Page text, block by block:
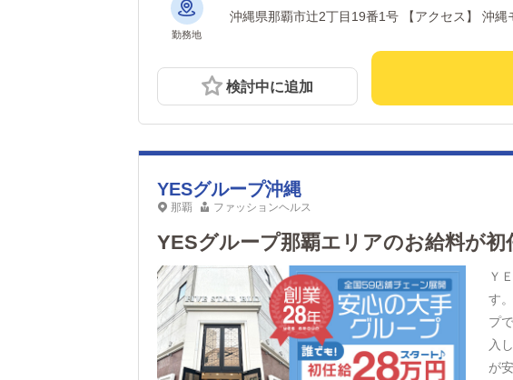
な
を
く
た
越
年
が
万
達
い、
勤務地
沖縄県那覇市辻2丁目19
検討中に追加
YESグループ沖縄
那覇 ファッションヘルス
YESグループ那覇エリアのお給料が初
Ｙ
す
プ
入
が